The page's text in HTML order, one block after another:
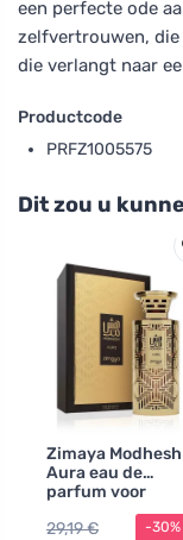
een perfecte ode
zelfvertrouwen, die
die verlangt naar
Productcode
PRFZ1005575
Dit zou u
Zimaya Modhesh
Aura eau de
parfum voor
mannen 100 ml
29,19 €
-30%